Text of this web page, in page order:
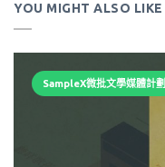
YOU MIGHT ALSO LIKE
SampleX微批文學媒體計劃